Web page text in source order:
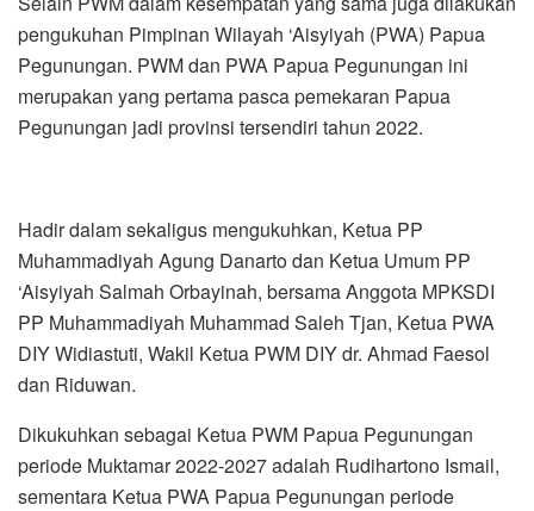
pengukuhan Pimpinan Wilayah ‘Aisyiyah (PWA) Papua
Pegunungan. PWM dan PWA Papua Pegunungan ini
merupakan yang pertama pasca pemekaran Papua
Pegunungan jadi provinsi tersendiri tahun 2022.
Hadir dalam sekaligus mengukuhkan, Ketua PP
Muhammadiyah Agung Danarto dan Ketua Umum PP
‘Aisyiyah Salmah Orbayinah, bersama Anggota MPKSDI
PP Muhammadiyah Muhammad Saleh Tjan, Ketua PWA
DIY Widiastuti, Wakil Ketua PWM DIY dr. Ahmad Faesol
dan Riduwan.
Dikukuhkan sebagai Ketua PWM Papua Pegunungan
periode Muktamar 2022-2027 adalah Rudihartono Ismail,
sementara Ketua PWA Papua Pegunungan periode